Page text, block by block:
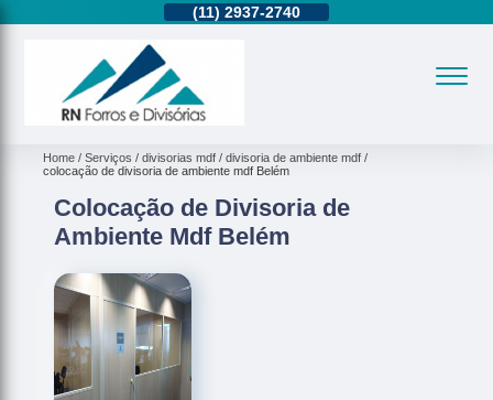
(11)2937-2740
Home Serviços divisorias mdf
divisoria de ambiente mdf
colocação de divisoria de ambiente mdf Belém
Colocação de Divisoria de
Ambiente Mdf Belém